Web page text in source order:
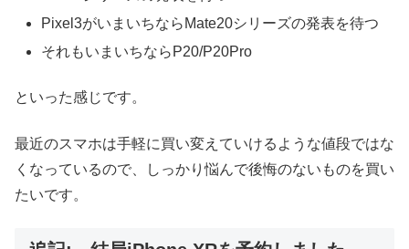
Pixel3がいまいちならMate20シリーズの発表を待つ
それもいまいちならP20/P20Pro
といった感じです。
最近のスマホは手軽に買い変えていけるような値段ではな
くなっているので、しっかり悩んで後悔のないものを買い
たいです。